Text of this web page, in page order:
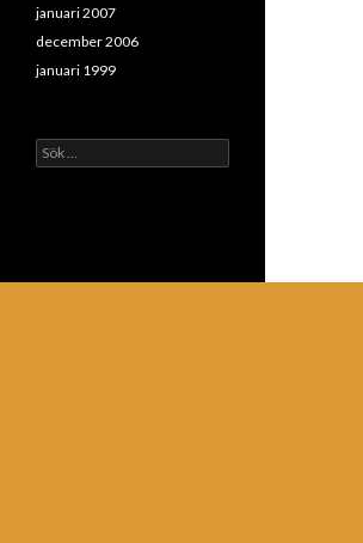
januari 2007
december 2006
januari 1999
Sök
efter: